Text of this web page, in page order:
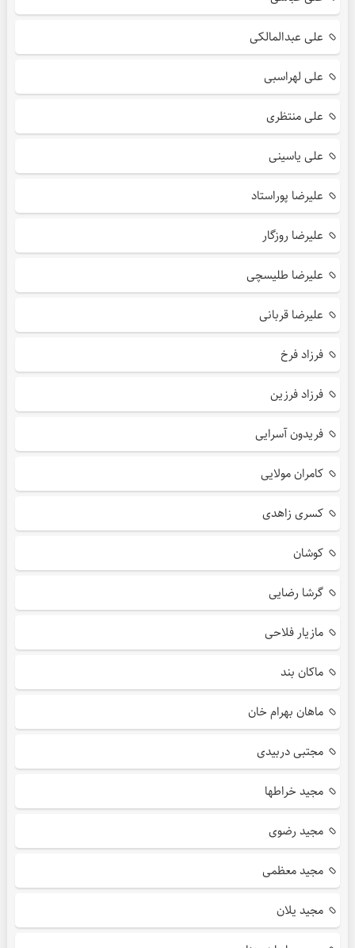
علی عبدالمالکی
علی لهراسبی
علی منتظری
علی یاسینی
علیرضا پوراستاد
علیرضا روزگار
علیرضا طلیسچی
علیرضا قربانی
فرزاد فرخ
فرزاد فرزین
فریدون آسرایی
کامران مولایی
کسری زاهدی
کوشان
گرشا رضایی
مازیار فلاحی
ماکان بند
ماهان بهرام خان
مجتبی دربیدی
مجید خراطها
مجید رضوی
مجید معظمی
مجید یلان